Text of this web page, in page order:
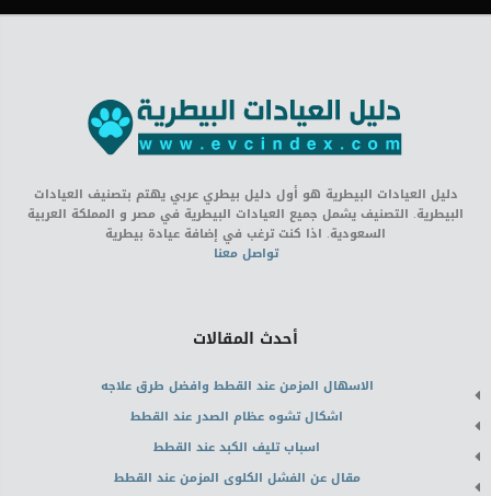
دليل العيادات البيطرية هو أول دليل بيطري عربي يهتم بتصنيف العيادات
البيطرية. التصنيف يشمل جميع العيادات البيطرية في مصر و المملكة العربية
السعودية. اذا كنت ترغب في إضافة عيادة بيطرية
تواصل معنا
أحدث المقالات
الاسهال المزمن عند القطط وافضل طرق علاجه
اشكال تشوه عظام الصدر عند القطط
اسباب تليف الكبد عند القطط
مقال عن الفشل الكلوى المزمن عند القطط